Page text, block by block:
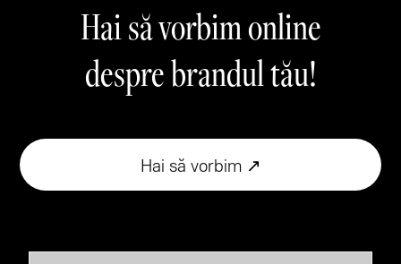
Hai să vorbim online
despre brandul tău!
Hai să vorbim ↗